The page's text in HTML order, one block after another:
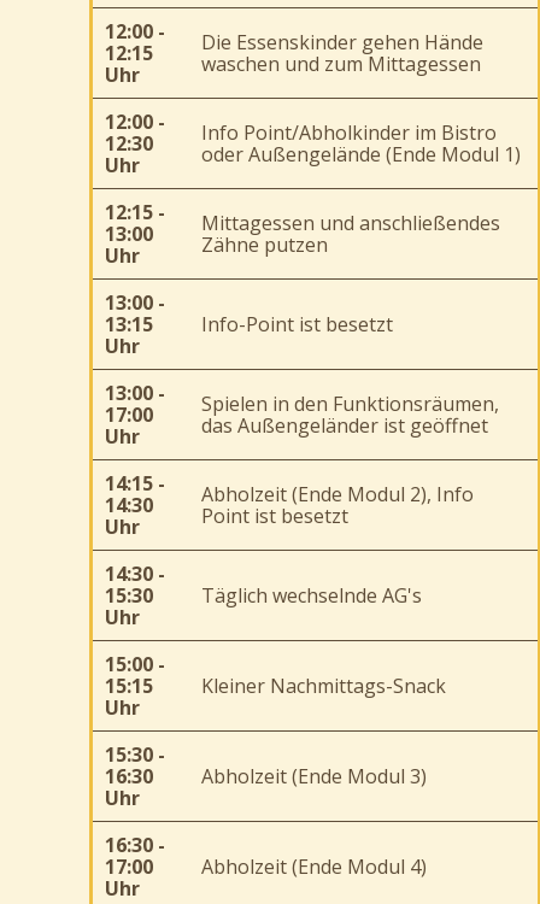
12:00 -
12:15
Uhr
Die Essenskinder gehen Hände
waschen und zum Mittagessen
12:00 -
12:30
Uhr
Info Point/Abholkinder im Bistro
oder Außengelände (Ende Modul 1)
12:15 -
13:00
Uhr
Mittagessen und anschließendes
Zähne putzen
13:00 -
13:15
Uhr
Info-Point ist besetzt
13:00 -
17:00
Uhr
Spielen in den Funktionsräumen,
das Außengeländer ist geöffnet
14:15 -
14:30
Uhr
Abholzeit (Ende Modul 2), Info
Point ist besetzt
14:30 -
15:30
Uhr
Täglich wechselnde AG's
15:00 -
15:15
Uhr
Kleiner Nachmittags-Snack
15:30 -
16:30
Uhr
Abholzeit (Ende Modul 3)
16:30 -
17:00
Uhr
Abholzeit (Ende Modul 4)